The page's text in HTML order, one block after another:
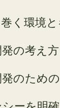
く環境
の考え
のため